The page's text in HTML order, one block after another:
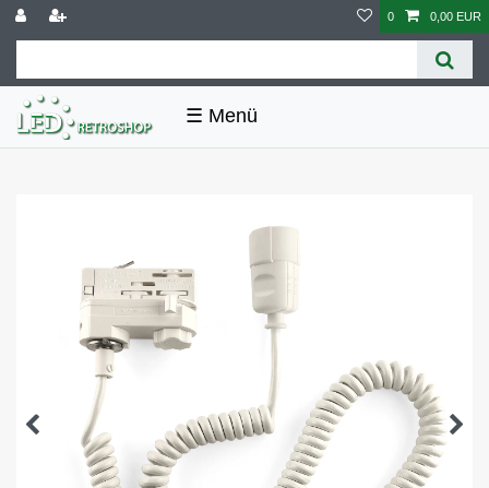
0 0,00 EUR
☰